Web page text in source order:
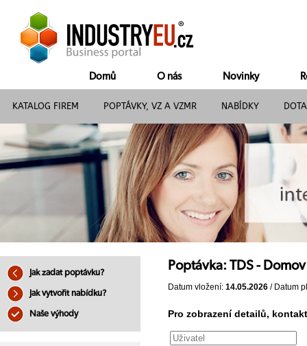
Domů O nás Novinky
KATALOG FIREM POPTÁVKY, VZ A VZMR NABÍDKY
Jak zadat poptávku?
Jak vytvořit nabídku?
Naše výhody
Poptávka: TDS -
Datum vložení: 14.05.2026 / Datum
Pro zobrazení detailů,